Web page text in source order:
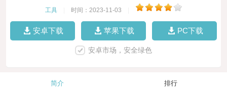
工具 时间：2023-11-03
安卓下载 苹果下载 PC下载
安卓市场，安全绿色
简介 排行